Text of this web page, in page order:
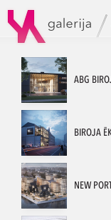
ABG
BIROJA
NEW